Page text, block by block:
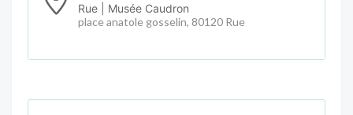
Rue | Musée Caudron
place anatole gosselin, 80120 Rue